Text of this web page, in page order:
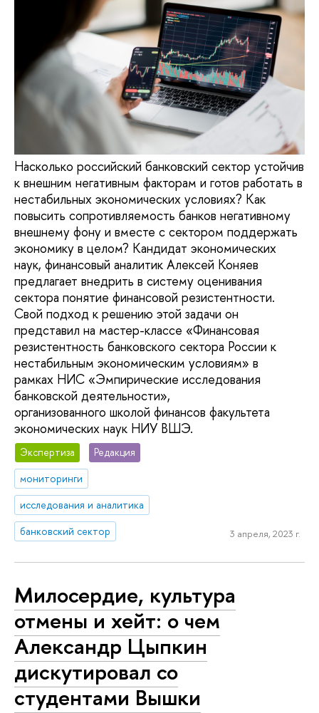
Насколько российский банковский сектор устойчив
к внешним негативным факторам и готов работать в
нестабильных экономических условиях? Как
повысить сопротивляемость банков негативному
внешнему фону и вместе с сектором поддержать
экономику в целом? Кандидат экономических
наук, финансовый аналитик Алексей Коняев
предлагает внедрить в систему оценивания
сектора понятие финансовой резистентности.
Свой подход к решению этой задачи он
представил на мастер-классе «Финансовая
резистентность банковского сектора России к
нестабильным экономическим условиям» в
рамках НИС «Эмпирические исследования
банковской деятельности»,
организованного школой финансов факультета
экономических наук НИУ ВШЭ.
Экспертиза
Редакция
мониторинги
исследования и аналитика
банковский сектор
3 апреля, 2023 г.
Милосердие, культура
отмены и хейт: о чем
Александр Цыпкин
дискутировал со
студентами Вышки